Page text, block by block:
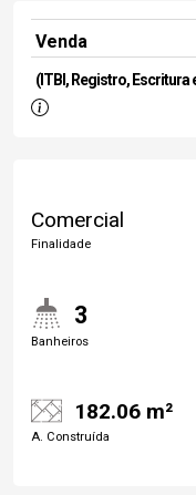
Venda
(ITBI, Registro, Escritura
Comercial
Finalidade
3
Banheiros
182.06 m²
A. Construída